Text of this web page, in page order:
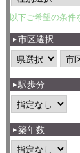
以下ご希望の条件
市区選択
駅歩分
築年数